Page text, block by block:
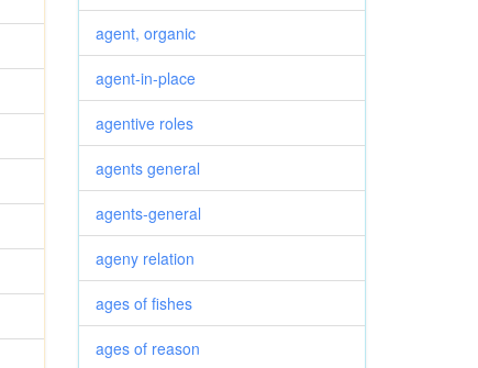
agent, organic
agent-in-place
agentive roles
agents general
agents-general
ageny relation
ages of fishes
ages of reason